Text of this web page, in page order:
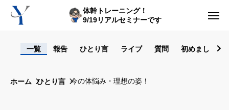
体幹トレーニング！
9/19リアルセミナーです
一覧 報告 ひとり言 ライブ 質問 初めまして！
ホーム ひとり言 今の体悩み・理想の姿！